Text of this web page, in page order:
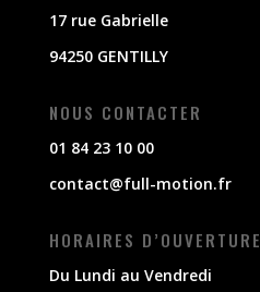
17 rue Gabrielle
94250 GENTILLY
NOUS CONTACTER
01 84 23 10 00
contact@full-motion.fr
HORAIRES D’OUVERTURE
Du Lundi au Vendredi